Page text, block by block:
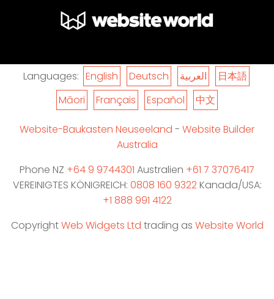
Languages: English Deutsch العربية
日本語
Māori
Français Español 中文
Website-Baukasten Neuseeland - Website Builder
Australia
Phone NZ +64 9 9744301 Australien +61 7 37076417
VEREINIGTES KÖNIGREICH: 0808 160 9322Kanada/USA:
+1 888 991 4122
CopyrightWeb Widgets Ltd trading as Website World